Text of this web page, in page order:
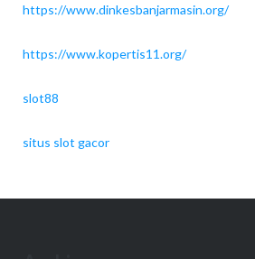
https://www.dinkesbanjarmasin.org/
https://www.kopertis11.org/
slot88
situs slot gacor